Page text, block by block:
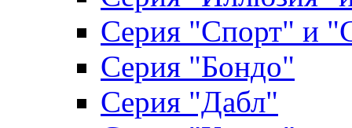
Серия "Спорт" и
Серия "Бондо"
Серия "Дабл"